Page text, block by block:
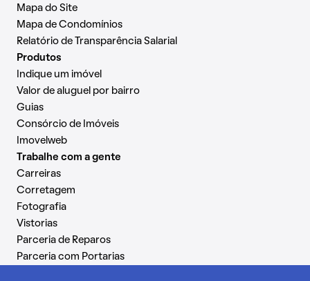
Mapa do Site
Mapa de Condomínios
Relatório de Transparência Salarial
Produtos
Indique um imóvel
Valor de aluguel por bairro
Guias
Consórcio de Imóveis
Imovelweb
Trabalhe com a gente
Carreiras
Corretagem
Fotografia
Vistorias
Parceria de Reparos
Parceria com Portarias